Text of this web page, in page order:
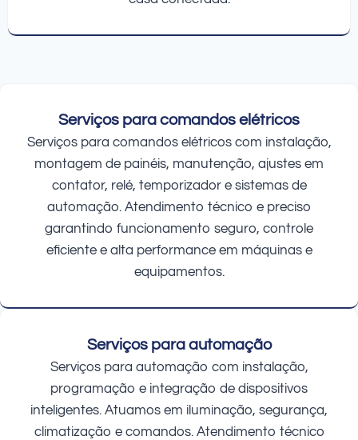
Serviços para comandos elétricos
Serviços para comandos elétricos com instalação,
montagem de painéis, manutenção, ajustes em
contator, relé, temporizador e sistemas de
automação. Atendimento técnico e preciso
garantindo funcionamento seguro, controle
eficiente e alta performance em máquinas e
equipamentos.
Serviços para automação
Serviços para automação com instalação,
programação e integração de dispositivos
inteligentes. Atuamos em iluminação, segurança,
climatização e comandos. Atendimento técnico